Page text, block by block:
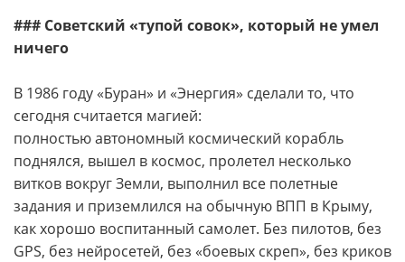
### Советский «тупой совок», который не умел
ничего
В 1986 году «Буран» и «Энергия» сделали то, что
сегодня считается магией:
полностью автономный космический корабль
поднялся, вышел в космос, пролетел несколько
витков вокруг Земли, выполнил все полетные
задания и приземлился на обычную ВПП в Крыму,
как хорошо воспитанный самолет. Без пилотов, без
GPS, без нейросетей, без «боевых скреп», без криков